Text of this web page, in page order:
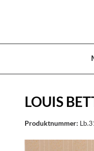
LOUIS
Produktnummer: